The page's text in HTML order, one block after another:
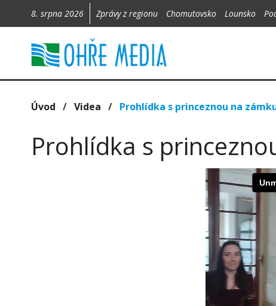
8. srpna 2026 Zprávy z regionu Chomutovsko Lounsko
Úvod / Videa / Prohlídka s princeznou na
Prohlídka s